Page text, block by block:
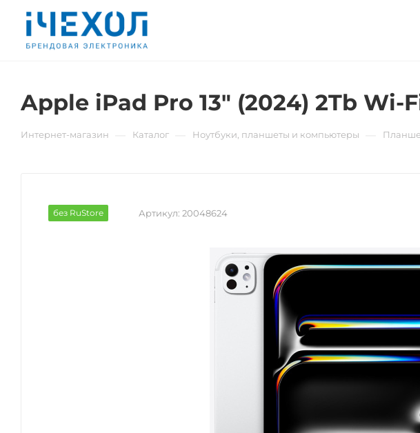
Apple iPad Pro 13" (2024) 2Tb
Интернет-магазин Каталог Ноутбуки, планшеты и компьютеры
без RuStore Артикул: 20048624